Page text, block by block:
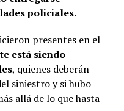
policiales.
presentes en el
está siendo
, quienes deberán
siniestro y si hubo
allá de lo que hasta